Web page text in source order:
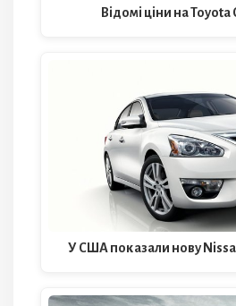
Відомі ціни на Toyota
У США показали нову